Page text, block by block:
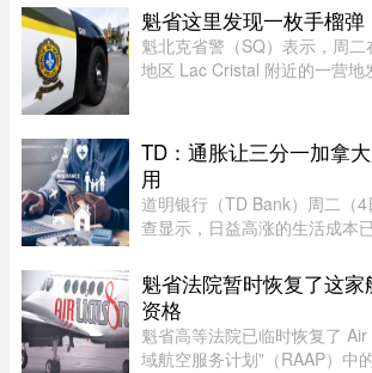
示：“我们正在把承诺变成行动
魁省这里发现一枚手榴
魁北克省警（SQ）表示，周
地区 Lac Cristal 附近的一营地
无法确认该手榴弹是否处 ...
TD：通胀让三分一加拿
用
道明银行（TD Bank）周二（
查显示，日益高涨的生活成本
Global News报道，道明保险
数据指出，33%的加拿大民众
魁省法院暂时恢复了这
资格
魁省高等法院已临时恢复了
域航空服务计划”（RAAP）中